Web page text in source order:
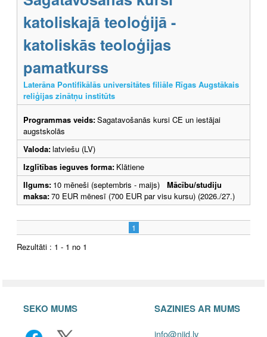
katoliskajā teoloģijā -
katoliskās teoloģijas
pamatkurss
Laterāna Pontifikālās universitātes filiāle Rīgas Augstākais
reliģijas zinātņu institūts
Programmas veids:Sagatavošanās kursi CE un iestājai
augstskolās
Valoda:latviešu (LV)
Izglītības ieguves forma: Klātiene
Ilgums: 10 mēneši (septembris - maijs) Mācību/studiju
maksa:70 EUR mēnesī (700 EUR par visu kursu) (2026./27.)
1
Rezultāti : 1 - 1 no 1
SEKO MUMS SAZINIES AR MUMS
info@niid.lv